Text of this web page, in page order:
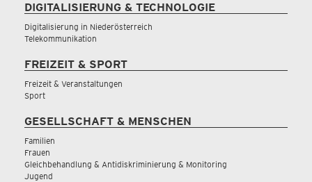
DIGITALISIERUNG & TECHNOLOGIE
Digitalisierung in Niederösterreich
Telekommunikation
FREIZEIT & SPORT
Freizeit & Veranstaltungen
Sport
GESELLSCHAFT & MENSCHEN
Familien
Frauen
Gleichbehandlung & Antidiskriminierung & Monitoring
Jugend